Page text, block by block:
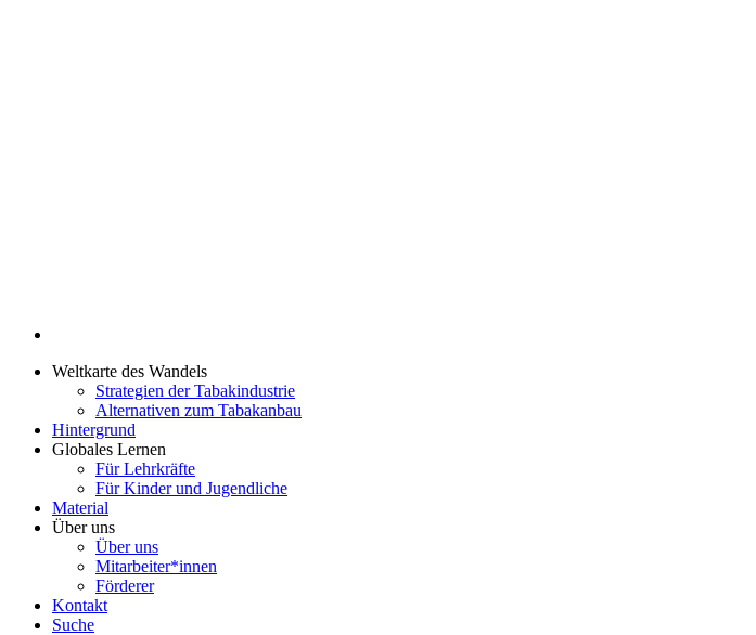
Weltkarte des Wandels
Strategien der Tabakindustrie
Alternativen zum Tabakanbau
Hintergrund
Globales Lernen
Für Lehrkräfte
Für Kinder und Jugendliche
Material
Über uns
Über uns
Mitarbeiter*innen
Förderer
Kontakt
Suche